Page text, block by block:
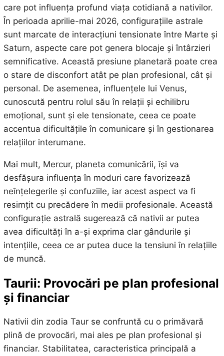
care pot influența profund viața cotidiană a nativilor.
În perioada aprilie-mai 2026, configurațiile astrale
sunt marcate de interacțiuni tensionate între Marte și
Saturn, aspecte care pot genera blocaje și întârzieri
semnificative. Această presiune planetară poate crea
o stare de disconfort atât pe plan profesional, cât și
personal. De asemenea, influențele lui Venus,
cunoscută pentru rolul său în relații și echilibru
emoțional, sunt și ele tensionate, ceea ce poate
accentua dificultățile în comunicare și în gestionarea
relațiilor interumane.
Mai mult, Mercur, planeta comunicării, își va
desfășura influența în moduri care favorizează
neînțelegerile și confuziile, iar acest aspect va fi
resimțit cu precădere în medii profesionale. Această
configurație astrală sugerează că nativii ar putea
avea dificultăți în a-și exprima clar gândurile și
intențiile, ceea ce ar putea duce la tensiuni în relațiile
de muncă.
Taurii: Provocări pe plan profesional
și financiar
Nativii din zodia Taur se confruntă cu o primăvară
plină de provocări, mai ales pe plan profesional și
financiar. Stabilitatea, caracteristica principală a